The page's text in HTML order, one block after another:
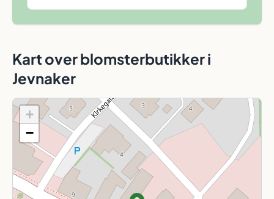
Kart over blomsterbutikker i
Jevnaker
+
−